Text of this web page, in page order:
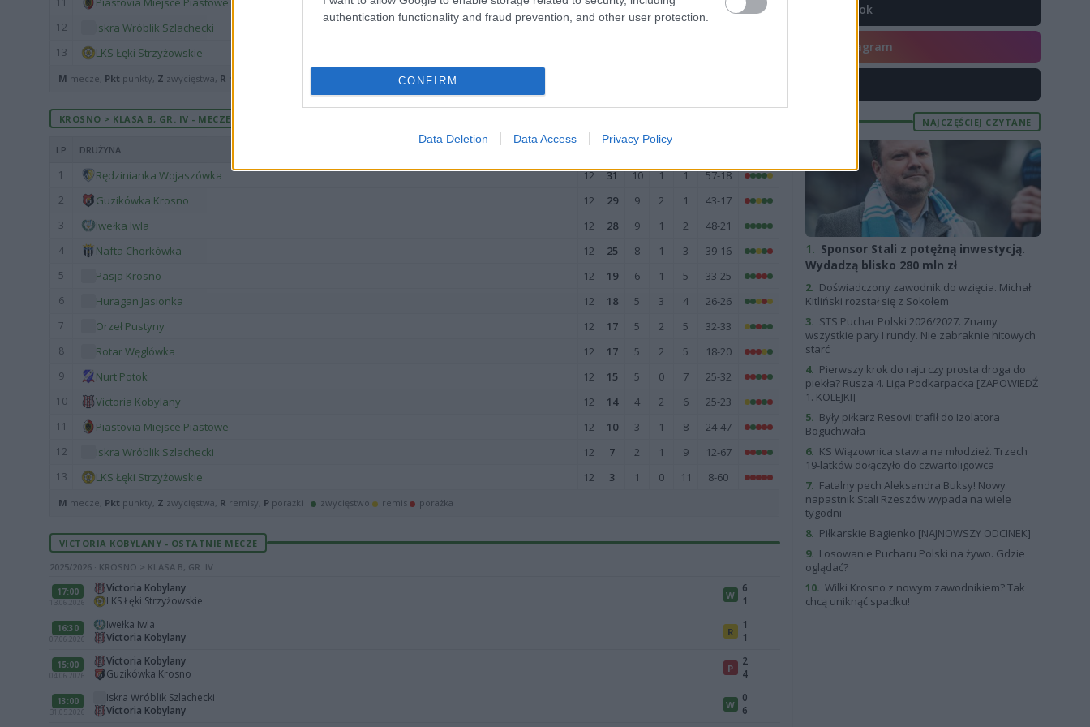
authentication functionality and fraud prevention, and other user protection.
CONFIRM
Data Deletion Data Access Privacy Policy
12 Iskra Wróblik Szlachecki
13 LKS Łęki Strzyżowskie
M mecze, Pkt punkty, Z zwycięstwa, R remisy, remis porażka
KROSNO > KLASA B, GR. IV - MECZE ROZEGRANE NA WYJEŹDZIE
LP DRUŻYNA
1 Rędzinianka Wojaszówka 12 31 10 1 1 57-18
2 Guzikówka Krosno 12 29 9 2 1 43-17
3 Iwełka Iwla 12 28 9 1 2 48-21
4 Nafta Chorkówka 12 25 8 1 3 39-16
5 Pasja Krosno 12 19 6 1 5 33-25
6 Huragan Jasionka 12 18 5 3 4 26-26
7 Orzeł Pustyny 12 17 5 2 5 32-33
8 Rotar Węglówka 12 17 5 2 5 18-20
9 Nurt Potok 12 15 5 0 7 25-32
10 Victoria Kobylany 12 14 4 2 6 25-23
11 Piastovia Miejsce Piastowe 12 10 3 1 8 24-47
12 Iskra Wróblik Szlachecki 12 7 2 1 9 12-67
13 LKS Łęki Strzyżowskie 12 3 1 0 11 8-60
M mecze, Pkt punkty, Z zwycięstwa, R remisy, P porażki · zwycięstwo remis porażka
VICTORIA KOBYLANY - OSTATNIE MECZE
2025/2026 · KROSNO > KLASA B, GR. IV
17:00
13.06.2026
Victoria Kobylany
LKS Łęki Strzyżowskie
W
6
1
16:30
07.06.2026
Iwełka Iwla
Victoria Kobylany
R
1
1
15:00
04.06.2026
Victoria Kobylany
Guzikówka Krosno
P
2
4
13:00
31.05.2026
Iskra Wróblik Szlachecki
Victoria Kobylany
W
0
6
TikTok
Instagram
NAJCZĘŚCIEJ CZYTANE
1. Sponsor Stali z potężną inwestycją.
Wydadzą blisko 280 mln zł
2. Doświadczony zawodnik do wzięcia. Michał
Kitliński rozstał się z Sokołem
3. STS Puchar Polski 2026/2027. Znamy
wszystkie pary I rundy. Nie zabraknie hitowych
starć
4. Pierwszy krok do raju czy prosta droga do
piekła? Rusza 4. Liga Podkarpacka [ZAPOWIEDŹ
1. KOLEJKI]
5. Były piłkarz Resovii trafił do Izolatora
Boguchwała
6. KS Wiązownica stawia na młodzież. Trzech
19-latków dołączyło do czwartoligowca
7. Fatalny pech Aleksandra Buksy! Nowy
napastnik Stali Rzeszów wypada na wiele
tygodni
8. Piłkarskie Bagienko [NAJNOWSZY ODCINEK]
9. Losowanie Pucharu Polski na żywo. Gdzie
oglądać?
10. Wilki Krosno z nowym zawodnikiem? Tak
chcą uniknąć spadku!